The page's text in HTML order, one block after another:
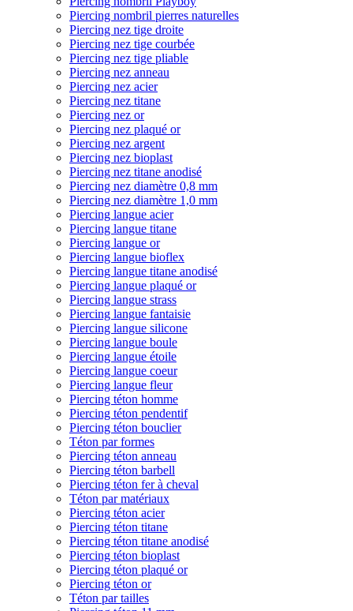
Piercing nombril pierres naturelles
Piercing nez tige droite
Piercing nez tige courbée
Piercing nez tige pliable
Piercing nez anneau
Piercing nez acier
Piercing nez titane
Piercing nez or
Piercing nez plaqué or
Piercing nez argent
Piercing nez bioplast
Piercing nez titane anodisé
Piercing nez diamètre 0,8 mm
Piercing nez diamètre 1,0 mm
Piercing langue acier
Piercing langue titane
Piercing langue or
Piercing langue bioflex
Piercing langue titane anodisé
Piercing langue plaqué or
Piercing langue strass
Piercing langue fantaisie
Piercing langue silicone
Piercing langue boule
Piercing langue étoile
Piercing langue coeur
Piercing langue fleur
Piercing téton homme
Piercing téton pendentif
Piercing téton bouclier
Téton par formes
Piercing téton anneau
Piercing téton barbell
Piercing téton fer à cheval
Téton par matériaux
Piercing téton acier
Piercing téton titane
Piercing téton titane anodisé
Piercing téton bioplast
Piercing téton plaqué or
Piercing téton or
Téton par tailles